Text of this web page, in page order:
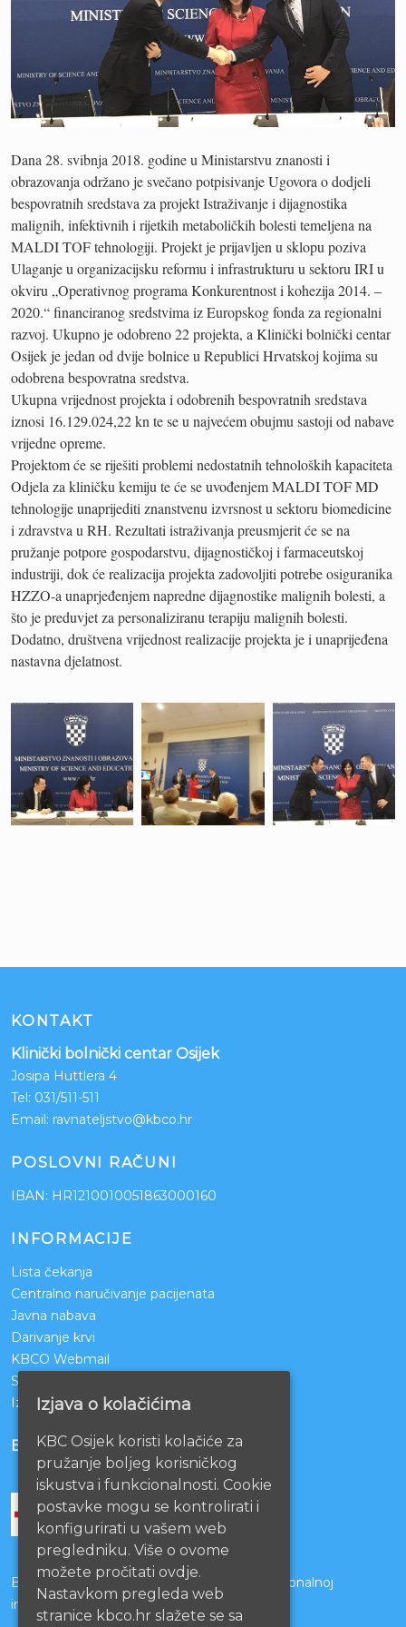
Dana 28. svibnja 2018. godine u Ministarstvu znanosti i
obrazovanja održano je svečano potpisivanje Ugovora o dodjeli
bespovratnih sredstava za projekt Istraživanje i dijagnostika
malignih, infektivnih i rijetkih metaboličkih bolesti temeljena na
MALDI TOF tehnologiji. Projekt je prijavljen u sklopu poziva
Ulaganje u organizacijsku reformu i infrastrukturu u sektoru IRI u
okviru „Operativnog programa Konkurentnost i kohezija 2014. –
2020.“ financiranog sredstvima iz Europskog fonda za regionalni
razvoj. Ukupno je odobreno 22 projekta, a Klinički bolnički centar
Osijek je jedan od dvije bolnice u Republici Hrvatskoj kojima su
odobrena bespovratna sredstva.
Ukupna vrijednost projekta i odobrenih bespovratnih sredstava
iznosi 16.129.024,22 kn te se u najvećem obujmu sastoji od nabave
vrijedne opreme.
Projektom će se riješiti problemi nedostatnih tehnoloških kapaciteta
Odjela za kliničku kemiju te će se uvođenjem MALDI TOF MD
tehnologije unaprijediti znanstvenu izvrsnost u sektoru biomedicine
i zdravstva u RH. Rezultati istraživanja preusmjerit će se na
pružanje potpore gospodarstvu, dijagnostičkoj i farmaceutskoj
industriji, dok će realizacija projekta zadovoljiti potrebe osiguranika
HZZO-a unaprjeđenjem napredne dijagnostike malignih bolesti, a
što je preduvjet za personaliziranu terapiju malignih bolesti.
Dodatno, društvena vrijednost realizacije projekta je i unaprijeđena
nastavna djelatnost.
KONTAKT
Klinički bolnički centar Osijek
Josipa Huttlera 4
Tel: 031/511-511
Email: ravnateljstvo@kbco.hr
POSLOVNI RAČUNI
IBAN: HR1210010051863000160
INFORMACIJE
Lista čekanja
Centralno naručivanje pacijenata
Javna nabava
Darivanje krvi
KBCO Webmail
Sestrinstvo KBC Osijek
Izjava o pristupačnosti mrežnih stranica
BOLNICE PARTNERI
Bolnice s kojima je potpisan ugovor o funkcionalnoj
integraciji
Izjava o kolačićima
KBC Osijek koristi kolačiće za
pružanje boljeg korisničkog
iskustva i funkcionalnosti. Cookie
postavke mogu se kontrolirati i
konfigurirati u vašem web
pregledniku. Više o ovome
možete pročitati ovdje.
Nastavkom pregleda web
stranice kbco.hr slažete se sa